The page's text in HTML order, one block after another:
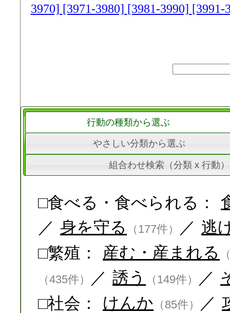
3970] [3971-3980] [3981-3990] [3991-
行動の種類から選ぶ
やさしい分類から選ぶ
組合わせ検索（分類 x 行動）
□食べる・食べられる：
／ 身を守る （177件） ／ 逃
□繁殖：
産む・産まれる
（435件）
／ 誘う （149件） ／
□社会：
けんか （85件） ／